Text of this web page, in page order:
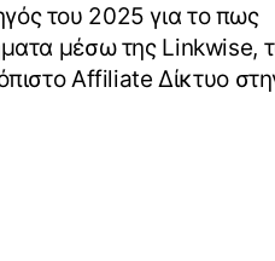
του 2025 για το πως
μέσω της Linkwise,
Affiliate Δίκτυο